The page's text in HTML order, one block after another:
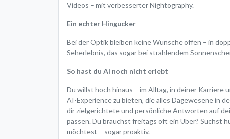
Videos – mit verbesserter Nightography.
Ein echter Hingucker
Bei der Optik bleiben keine Wünsche offen – in
Seherlebnis, das sogar bei strahlendem
So hast du AI noch nicht erlebt
Du willst hoch hinaus – im Alltag, in deiner Karriere
AI-Experience zu bieten, die alles Dagewesene in
dir zielgerichtete und persönliche Antworten auf
passen. Du brauchst freitags oft ein Uber? Suchst
möchtest – sogar proaktiv.